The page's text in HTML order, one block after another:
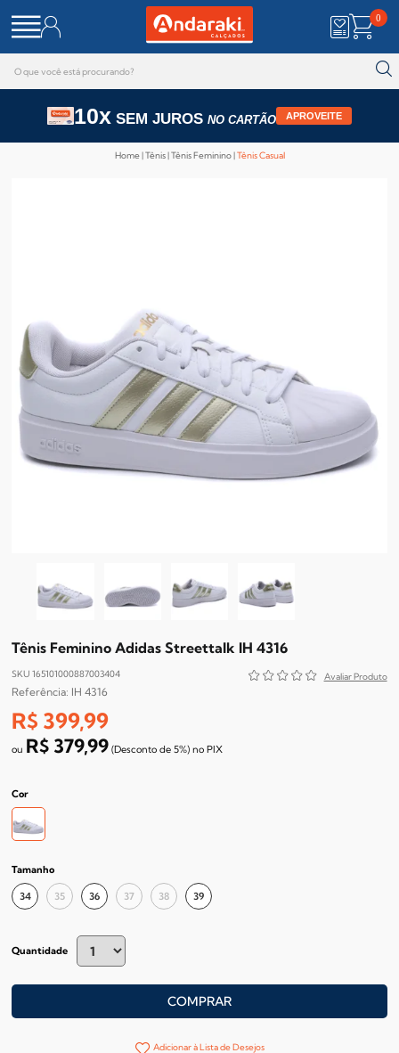
0
10x SEM JUROS NO CARTÃO APROVEITE
Home Tênis Tênis Feminino Tênis Casual
Tênis Feminino Adidas Streettalk IH 4316
SKU 165101000887003404
IH 4316
R$ 399,99
R$ 379,99 (Desconto de 5%) no PIX
Cor
Tamanho
34 35 36 37 38 39
Quantidade
COMPRAR
Adicionar à Lista de Desejos